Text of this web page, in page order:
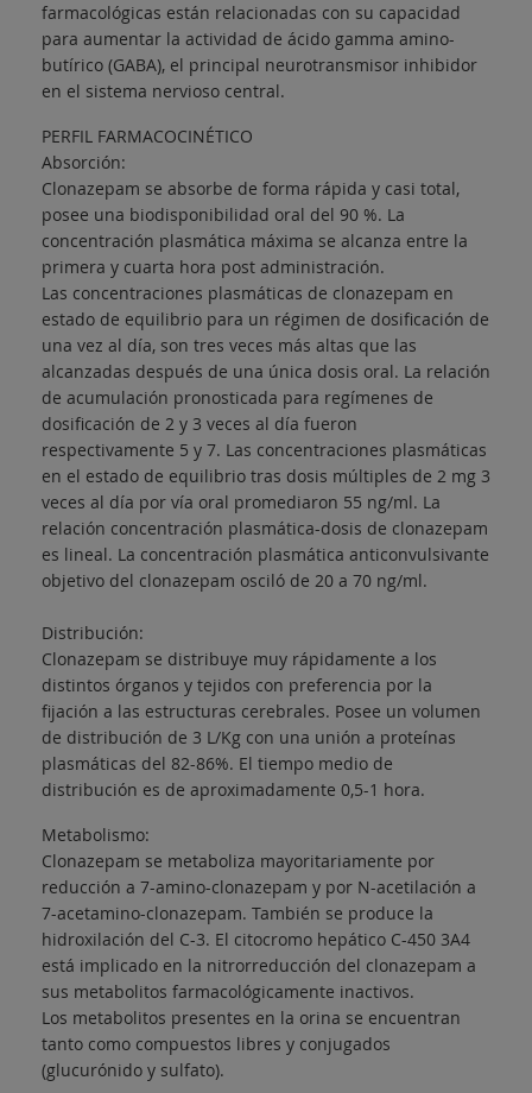
farmacológicas están relacionadas con su capacidad
para aumentar la actividad de ácido gamma amino-
butírico (GABA), el principal neurotransmisor inhibidor
en el sistema nervioso central.
PERFIL FARMACOCINÉTICO
Absorción:
Clonazepam se absorbe de forma rápida y casi total,
posee una biodisponibilidad oral del 90 %. La
concentración plasmática máxima se alcanza entre la
primera y cuarta hora post administración.
Las concentraciones plasmáticas de clonazepam en
estado de equilibrio para un régimen de dosificación de
una vez al día, son tres veces más altas que las
alcanzadas después de una única dosis oral. La relación
de acumulación pronosticada para regímenes de
dosificación de 2 y 3 veces al día fueron
respectivamente 5 y 7. Las concentraciones plasmáticas
en el estado de equilibrio tras dosis múltiples de 2 mg 3
veces al día por vía oral promediaron 55 ng/ml. La
relación concentración plasmática-dosis de clonazepam
es lineal. La concentración plasmática anticonvulsivante
objetivo del clonazepam osciló de 20 a 70 ng/ml.
Distribución:
Clonazepam se distribuye muy rápidamente a los
distintos órganos y tejidos con preferencia por la
fijación a las estructuras cerebrales. Posee un volumen
de distribución de 3 L/Kg con una unión a proteínas
plasmáticas del 82-86%. El tiempo medio de
distribución es de aproximadamente 0,5-1 hora.
Metabolismo:
Clonazepam se metaboliza mayoritariamente por
reducción a 7-amino-clonazepam y por N-acetilación a
7-acetamino-clonazepam. También se produce la
hidroxilación del C-3. El citocromo hepático C-450 3A4
está implicado en la nitrorreducción del clonazepam a
sus metabolitos farmacológicamente inactivos.
Los metabolitos presentes en la orina se encuentran
tanto como compuestos libres y conjugados
(glucurónido y sulfato).